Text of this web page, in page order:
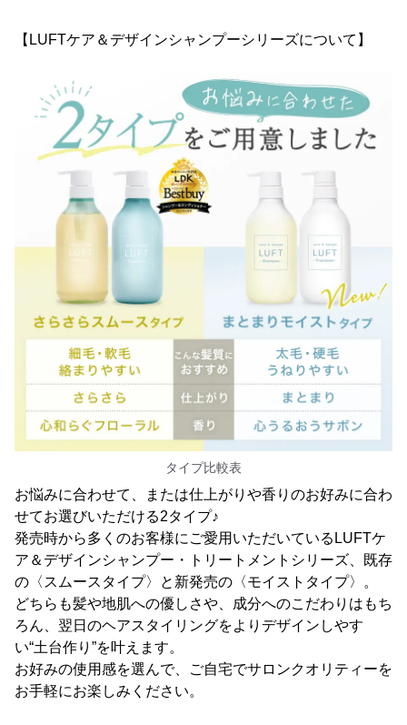
【LUFTケア＆デザインシャンプーシリーズについて】
タイプ比較表
お悩みに合わせて、または仕上がりや香りのお好みに合わ
せてお選びいただける2タイプ♪
発売時から多くのお客様にご愛用いただいているLUFTケ
ア＆デザインシャンプー・トリートメントシリーズ、既存
の〈スムースタイプ〉と新発売の〈モイストタイプ〉。
どちらも髪や地肌への優しさや、成分へのこだわりはもち
ろん、翌日のヘアスタイリングをよりデザインしやす
い“土台作り”を叶えます。
お好みの使用感を選んで、ご自宅でサロンクオリティーを
お手軽にお楽しみください。